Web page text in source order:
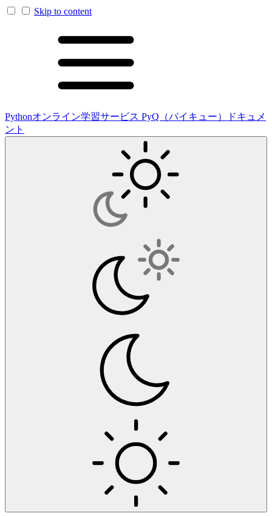
Skip to content
Pythonオンライン学習サービス PyQ（パイキュー）ドキュメ
ント